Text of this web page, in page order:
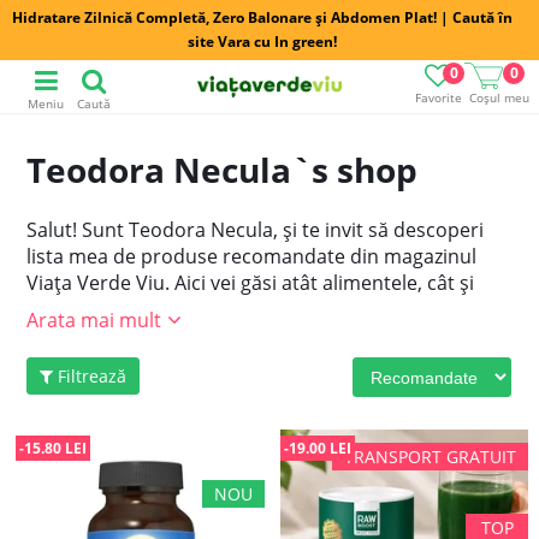
Hidratare Zilnică Completă, Zero Balonare și Abdomen Plat! | Caută în
site Vara cu In green!
Favorite
0
Coșul meu
0
Meniu Caută
Teodora Necula`s shop
Salut! Sunt Teodora Necula, și te invit să descoperi
lista mea de produse recomandate din magazinul
Viața Verde Viu. Aici vei găsi atât alimentele, cât și
vitaminele și mineralele necesare unui stil de viață
sănătos.
Aruncă o privire la produsele mele preferate mai jos!
Folosește codul TEODORA10 pentru o reducere
---
Teodora Necula este tehnician nutritionist, consilier
hormonal, abosolventa a masterului de Nutritie si
Remodelare corporala din cadrul Facultatii UNEFS
Arata mai mult
Filtrează
-15.80 LEI -19.00 LEI